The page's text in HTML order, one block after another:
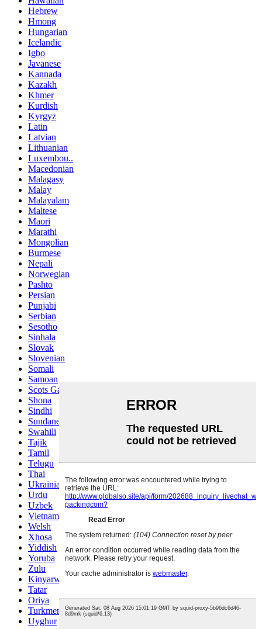
Hebrew
Hmong
Hungarian
Icelandic
Igbo
Javanese
Kannada
Kazakh
Khmer
Kurdish
Kyrgyz
Latin
Latvian
Lithuanian
Luxembou..
Macedonian
Malagasy
Malay
Malayalam
Maltese
Maori
Marathi
Mongolian
Burmese
Nepali
Norwegian
Pashto
Persian
Punjabi
Serbian
Sesotho
Sinhala
Slovak
Slovenian
Somali
Samoan
Scots Gaelic
Shona
Sindhi
Sundanese
Swahili
Tajik
Tamil
Telugu
Thai
Ukrainian
Urdu
Uzbek
Vietnamese
Welsh
Xhosa
Yiddish
Yoruba
Zulu
Kinyarwanda
Tatar
Oriya
Turkmen
Uyghur